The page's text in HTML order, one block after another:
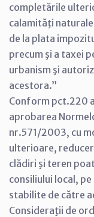
completările
calamităţi
de la plata
precum şi a taxei
urbanism şi
acestora.”
Conform pct.220
aprobarea
nr.571/2003, cu
ulterioare,
clădiri şi teren
consiliului local,
stabilite de către
Consideraţii de